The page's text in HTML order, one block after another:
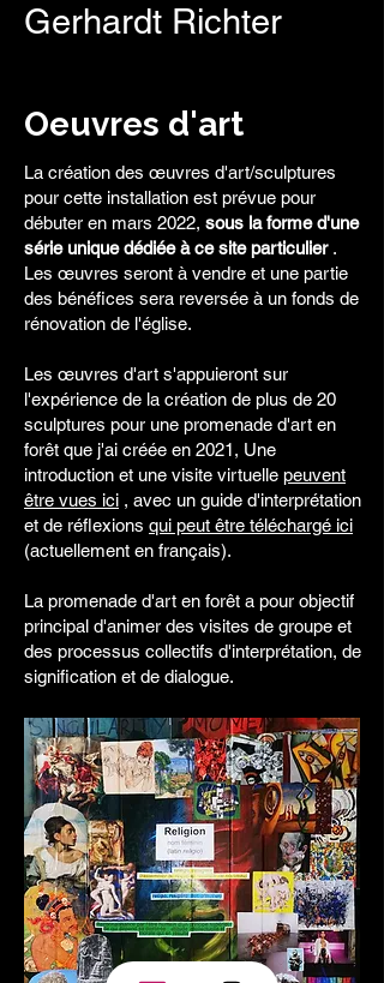
Gerhardt Richter
Oeuvres d'art
La création des œuvres d'art/sculptures
pour cette installation est prévue pour
débuter en mars 2022, sous la forme d'une
série unique dédiée à ce site particulier.
Les œuvres seront à vendre et une partie
des bénéfices sera reversée à un fonds de
rénovation de l'église.
Les œuvres d'art s'appuieront sur
l'expérience de la création de plus de 20
sculptures pour une promenade d'art en
forêt que j'ai créée en 2021, Une
introduction et une visite virtuelle peuvent
être vues ici , avec un guide d'interprétation
et de réflexions qui peut être téléchargé ici
(actuellement en français).
La promenade d'art en forêt a pour objectif
principal d'animer des visites de groupe et
des processus collectifs d'interprétation, de
signification et de dialogue.